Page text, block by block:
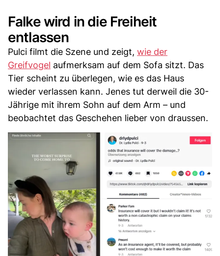
Falke wird in die Freiheit
entlassen
Pulci filmt die Szene und zeigt, wie der
Greifvogel aufmerksam auf dem Sofa sitzt. Das
Tier scheint zu überlegen, wie es das Haus
wieder verlassen kann. Jenes tut derweil die 30-
Jährige mit ihrem Sohn auf dem Arm – und
beobachtet das Geschehen lieber von draussen.